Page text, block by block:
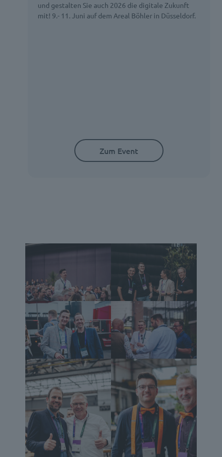
und gestalten Sie auch 2026 die digitale Zukunft
mit! 9.- 11. Juni auf dem Areal Böhler in Düsseldorf.
Zum Event